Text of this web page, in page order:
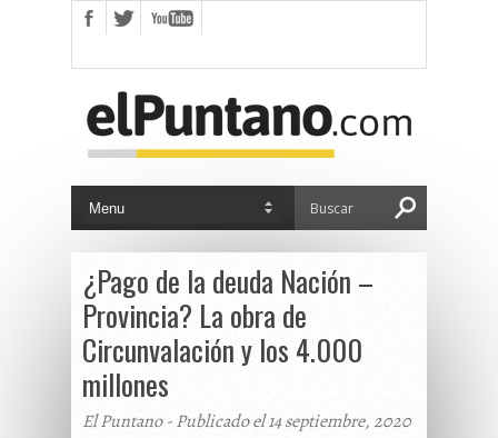
¿Pago de la deuda Nación –
Provincia? La obra de
Circunvalación y los 4.000
millones
El Puntano - Publicado el 14 septiembre, 2020